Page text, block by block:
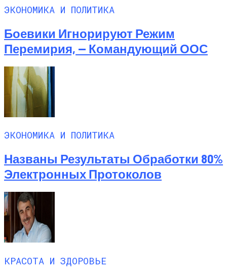
Названы Подержанные Автомобили
Покупают Украинцы
ЭКОНОМИКА И ПОЛИТИКА
Боевики Игнорируют Режим
Перемирия, — Командующий ООС
ЭКОНОМИКА И ПОЛИТИКА
Названы Результаты Обработки 80%
Электронных Протоколов
КРАСОТА И ЗДОРОВЬЕ